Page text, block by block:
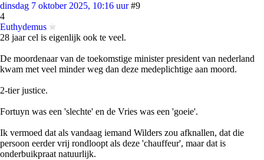
dinsdag 7 oktober 2025, 10:16 uur #9
4
Euthydemus
28 jaar cel is eigenlijk ook te veel.
De moordenaar van de toekomstige minister president van nederland
kwam met veel minder weg dan deze medeplichtige aan moord.
2-tier justice.
Fortuyn was een 'slechte' en de Vries was een 'goeie'.
Ik vermoed dat als vandaag iemand Wilders zou afknallen, dat die
persoon eerder vrij rondloopt als deze 'chauffeur', maar dat is
onderbuikpraat natuurlijk.